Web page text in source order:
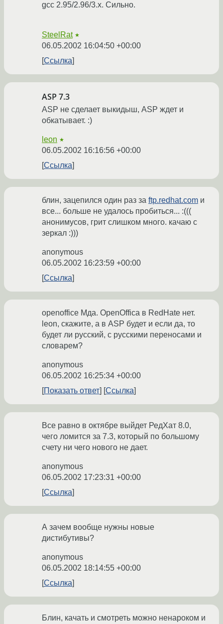
gcc 2.95/2.96/3.x. Сильно.
SteelRat ★
06.05.2002 16:04:50 +00:00
Ссылка
ASP 7.3
ASP не сделает выкидыш, ASP ждет и
обкатывает. :)
leon ★
06.05.2002 16:16:56 +00:00
Ссылка
блин, зацепился один раз за ftp.redhat.com и
все... больше не удалось пробиться... :(((
анонимусов, грит слишком много. качаю с
зеркал :)))
anonymous
06.05.2002 16:23:59 +00:00
Ссылка
openoffice Мда. OpenOfficа в RedHatе нет.
leon, скажите, а в ASP будет и если да, то
будет ли русский, с русскими переносами и
словарем?
anonymous
06.05.2002 16:25:34 +00:00
Показать ответ
Ссылка
Все равно в октябре выйдет РедХат 8.0,
чего ломится за 7.3, который по большому
счету ни чего нового не дает.
anonymous
06.05.2002 17:23:31 +00:00
Ссылка
А зачем вообще нужны новые
дистибутивы?
anonymous
06.05.2002 18:14:55 +00:00
Ссылка
Блин, качать и смотреть можно ненароком и